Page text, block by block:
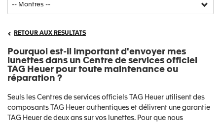
RETOUR AUX RESULTATS
Pourquoi est-il important d'envoyer mes
lunettes dans un Centre de services officiel
TAG Heuer pour toute maintenance ou
réparation ?
Seuls les Centres de services officiels TAG Heuer utilisent des
composants TAG Heuer authentiques et délivrent une garantie
TAG Heuer de deux ans sur vos lunettes. Pour que nous